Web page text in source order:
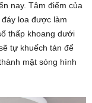
nay. Tâm điểm của
loa được làm
thấp khoang dưới
tự khuếch tán để
mặt sóng hình